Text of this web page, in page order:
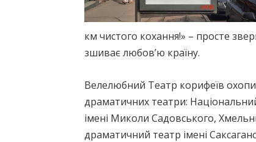
км чистого кохання!» – просте
зшиває любов’ю країну.
Велелюбний Театр корифеїв
драматичних театри:
імені Миколи Садовського,
драматичний театр імені